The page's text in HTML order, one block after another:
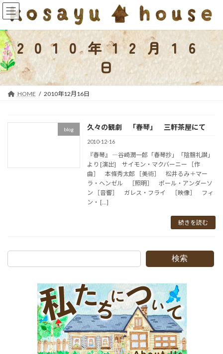
コ
ン
ン
ツ
へ
ス
キ
ッ
ナ
ビ
ー
シ
ョ
ン
に
移
2010年12月16
日
HOME 2010年12月16日
blog 久々の観劇 「春琴」 三軒茶屋にて
2010-12-16
『春琴』 ―谷崎潤一郎「春琴抄」「陰翳礼讃」
より [演出] サイモン・マクバーニー ［作
曲］ 本條秀太郎 ［美術］ 松井るみ＋マー
ラ・ヘンゼル ［照明］ ポール・アンダーソ
ン ［音響］ ガレス・フライ ［映像］ フィ
ン・ […]
続きを読む
検索